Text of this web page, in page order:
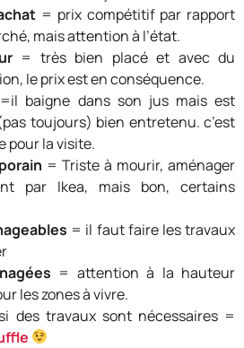
= prix compétitif par rapport
mais attention à l’état.
= très bien placé et avec du
le prix est en conséquence.
=il baigne dans son jus mais est
toujours) bien entretenu. c’est
pour la visite.
= Triste à mourir, aménager
par Ikea, mais bon, certains
= il faut faire les travaux
= attention à la hauteur
les zones à vivre.
des travaux sont nécessaires =